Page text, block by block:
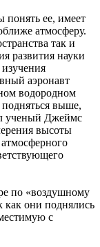
понять ее, имеет
атмосферу.
так и
развития науки
аэронавт
водородном
выше,
ученый Джеймс
высоты
по «воздушному
как они поднялись
с